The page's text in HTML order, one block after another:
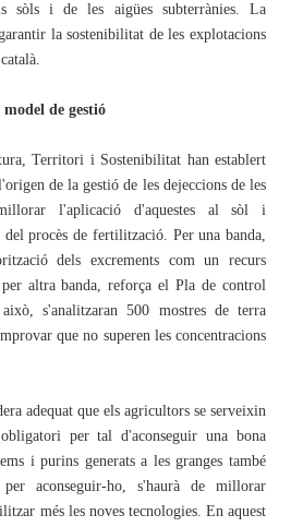
sòls i de les aigües subterrànies. La
la sostenibilitat de les explotacions
de gestió
Territori i Sostenibilitat han establert
de la gestió de les dejeccions de les
millorar l'aplicació d'aquestes al sòl i
del procès de fertilització. Per una banda,
dels excrements com un recurs
altra banda, reforça el Pla de control
s'analitzaran 500 mostres de terra
que no superen les concentracions
adequat que els agricultors se serveixin
obligatori per tal d'aconseguir una bona
i purins generats a les granges també
aconseguir-ho, s'haurà de millorar
més les noves tecnologies. En aquest